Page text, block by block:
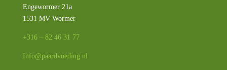
Engewormer 21a
1531 MV Wormer
+316 – 82 46 31 77
Info@paardvoeding.nl